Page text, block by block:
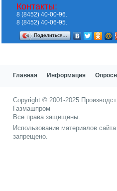
Контакты:
8 (8452) 40-00-96.
8 (8452) 40-06-95.
Поделиться…
Главная Информация
Copyright © 2001-2025
Газмашпром
Все права защищены.
Использование материалов
запрещено.